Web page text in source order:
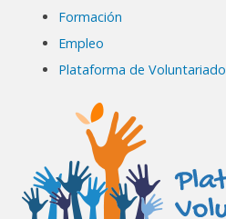
Formación
Empleo
Plataforma de Voluntariado